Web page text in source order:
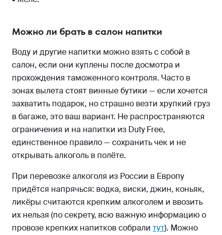
Можно ли брать в салон напитки
Воду и другие напитки можно взять с собой в
салон, если они куплены после досмотра и
прохождения таможенного контроля. Часто в
зонах вылета стоят винные бутики — если хочется
захватить подарок, но страшно везти хрупкий груз
в багаже, это ваш вариант. Не распространяются
ограничения и на напитки из Duty Free,
единственное правило — сохранить чек и не
открывать алкоголь в полёте.
При перевозке алкоголя из России в Европу
придётся напрячься: водка, виски, джин, коньяк,
ликёры считаются крепким алкоголем и ввозить
их нельзя (по секрету, всю важную информацию о
провозе крепких напитков собрали тут). Можно